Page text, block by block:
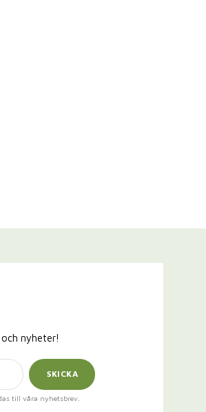
nyheter!
SKICKA
till våra nyhetsbrev.